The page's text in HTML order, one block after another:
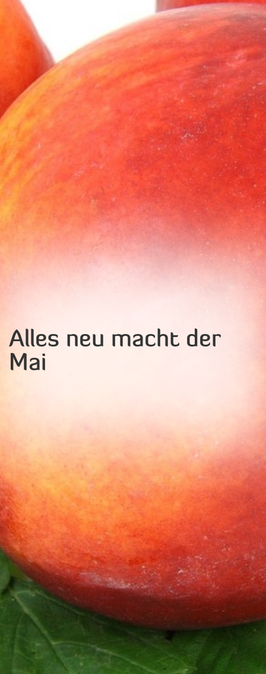
Alles neu macht der
Mai